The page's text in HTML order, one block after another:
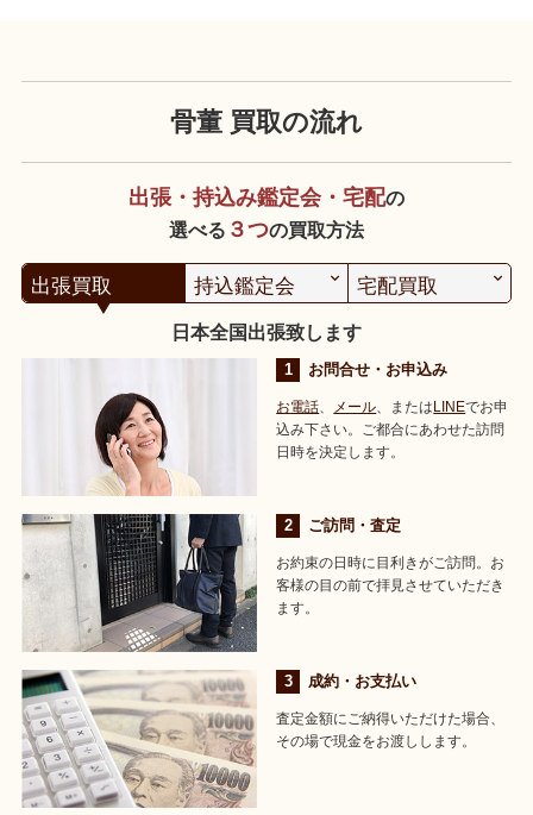
骨董 買取の流れ
出張・持込み鑑定会・宅配の
選べる ３つの買取方法
出張買取 持込鑑定会 宅配買取
日本全国出張致します
お問合せ・お申込み
お電話 メール 、またはLINEでお申
込み下さい。ご都合にあわせた訪問
日時を決定します。
ご訪問・査定
お約束の日時に目利きがご訪問。お
客様の目の前で拝見させていただき
ます。
成約・お支払い
査定金額にご納得いただけた場合、
その場で現金をお渡しします。